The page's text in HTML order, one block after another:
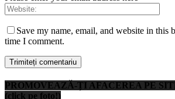
Save my name, email, and website in this
time I comment.
PROMOVEAZĂ-ȚI AFACEREA PE
(click pe foto!)